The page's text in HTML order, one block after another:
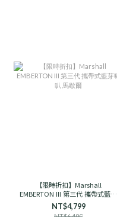
【限時折扣】Marshall
EMBERTON III 第三代 攜帶式藍芽
喇叭 馬歇爾
NT$4,799